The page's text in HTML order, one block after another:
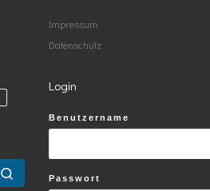
Suchen …
Impressum
Datenschutz
Login
Benutzername
Passwort